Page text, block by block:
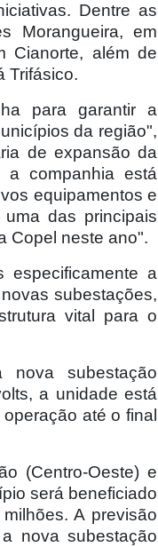
Dentre as
Morangueira, em
Cianorte, além de
Trifásico.
para garantir a
da região",
de expansão da
a companhia está
equipamentos e
das principais
Copel neste ano".
especificamente a
subestações,
vital para o
subestação
a unidade está
até o final
(Centro-Oeste) e
será beneficiado
A previsão
nova subestação